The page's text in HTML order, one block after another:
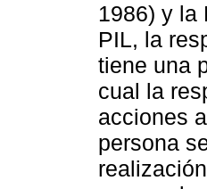
1986) y la
PIL, la
tiene una
cual la
acciones
persona